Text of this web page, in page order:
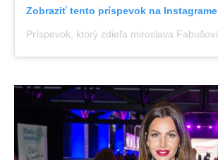
Zobraziť tento príspevok na Instagrame